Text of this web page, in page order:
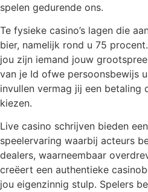
spelen gedurende ons.
Te fysieke casino’s lagen die
bier, namelijk rond u 75
jou zijn iemand jouw
van je Id ofwe persoonsbewijs
invullen vermag jij een betaling
kiezen.
Live casino schrijven bieden
speelervaring waarbij acteurs
dealers, waarneembaar
creëert een authentieke
jou eigenzinnig stulp. Spelers